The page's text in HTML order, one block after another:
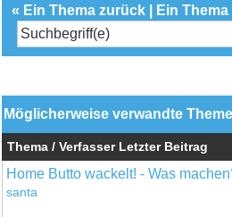
« Ein Thema zurück Ein
Möglicherweise verwandte
Thema / Verfasser Letzter Beitrag
Home Butto wackelt! - Was
santa